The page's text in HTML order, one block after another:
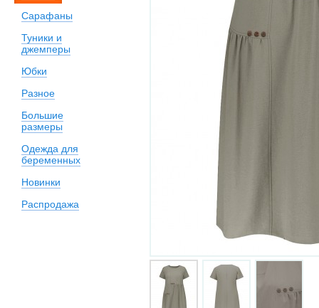
Сарафаны
Туники и
джемперы
Юбки
Разное
Большие
размеры
Одежда для
беременных
Новинки
Распродажа